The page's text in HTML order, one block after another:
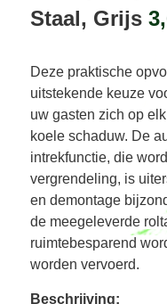
Staal, Grijs
Deze praktische
uitstekende keuze
uw gasten zich op
koele schaduw. De
intrekfunctie, die
vergrendeling, is
en demontage
de meegeleverde
ruimtebesparend
worden vervoerd.
Beschrijving: